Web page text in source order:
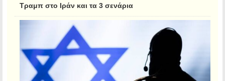
Τραμπ στο Ιράν και τα 3 σενάρια